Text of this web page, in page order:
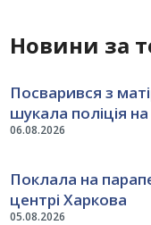
Новини за
06.08.2026
Посварився з
шукала поліція
05.08.2026
Поклала на
центрі Харкова